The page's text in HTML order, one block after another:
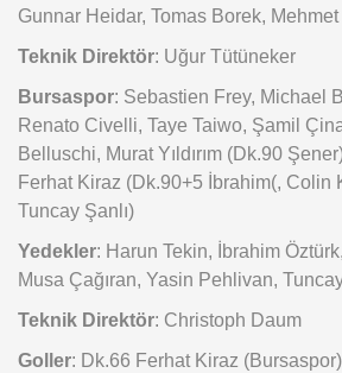
Gunnar Heidar, Tomas Borek,
Teknik Direktör: Uğur Tütüneker
Bursaspor: Sebastien Frey, Michael
Renato Civelli, Taye Taiwo, Şamil
Belluschi, Murat Yıldırım (Dk.90
Ferhat Kiraz (Dk.90+5 İbrahim(, Colin
Tuncay Şanlı)
Yedekler: Harun Tekin, İbrahim
Musa Çağıran, Yasin Pehlivan,
Teknik Direktör: Christoph Daum
Goller: Dk.66 Ferhat Kiraz (Bursaspor)